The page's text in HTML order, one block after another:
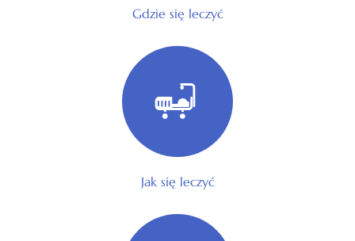
Gdzie się leczyć
Jak się leczyć